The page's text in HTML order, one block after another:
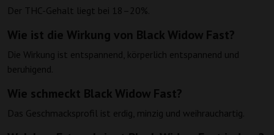
Der THC-Gehalt liegt bei 18–20%.
Wie ist die Wirkung von Black Widow Fast?
Die Wirkung ist entspannend, körperlich entspannend und
beruhigend.
Wie schmeckt Black Widow Fast?
Das Geschmacksprofil ist erdig, minzig und weihrauchartig.